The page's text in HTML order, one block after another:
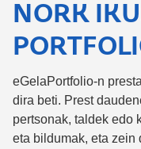
NORK
eGelaPortfolio-n
dira beti. Prest
pertsonak, taldek edo
eta bildumak, eta zein